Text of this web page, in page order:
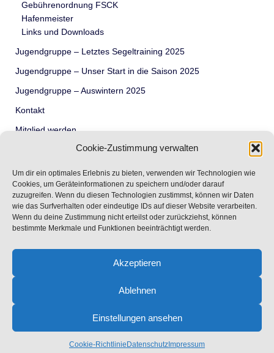
Cookie-Zustimmung verwalten
Um dir ein optimales Erlebnis zu bieten, verwenden wir Technologien wie
Cookies, um Geräteinformationen zu speichern und/oder darauf
zuzugreifen. Wenn du diesen Technologien zustimmst, können wir Daten
wie das Surfverhalten oder eindeutige IDs auf dieser Website verarbeiten.
Wenn du deine Zustimmung nicht erteilst oder zurückziehst, können
bestimmte Merkmale und Funktionen beeinträchtigt werden.
Akzeptieren
Ablehnen
Einstellungen ansehen
Cookie-Richtlinie Datenschutz Impressum
Gebührenordnung FSCK
Hafenmeister
Links und Downloads
Jugendgruppe – Letztes Segeltraining 2025
Jugendgruppe – Unser Start in die Saison 2025
Jugendgruppe – Auswintern 2025
Kontakt
Mitglied werden
Über Uns – Wir der FSCK
Unser Revier – der Rursee
Unsere Jugend
Vorstand
Copyright 2024 Ford-Segel-Club Köln e.V.
Powered byTempera